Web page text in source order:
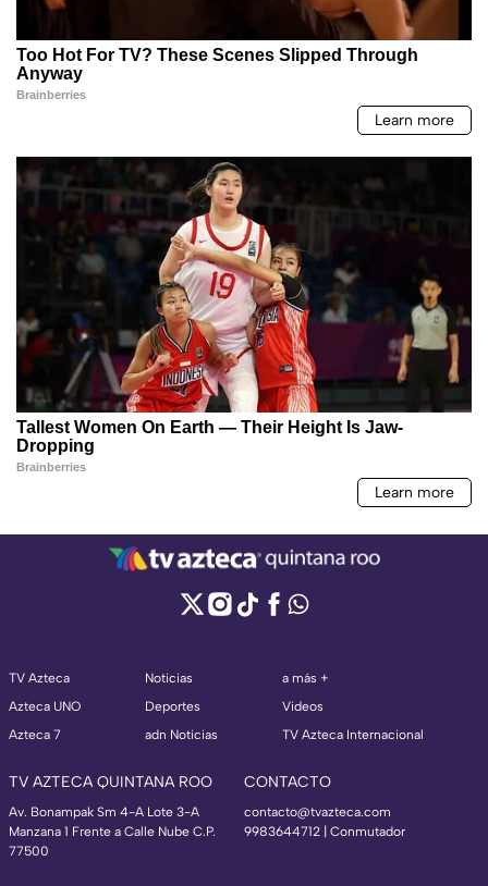
TV Azteca
Azteca UNO
Azteca 7
Noticias
Deportes
adn Noticias
a más +
Videos
TV Azteca Internacional
TV AZTECA QUINTANA ROO
Av. Bonampak Sm 4-A Lote 3-A
Manzana 1 Frente a Calle Nube C.P.
77500
CONTACTO
contacto@tvazteca.com
9983644712 | Conmutador